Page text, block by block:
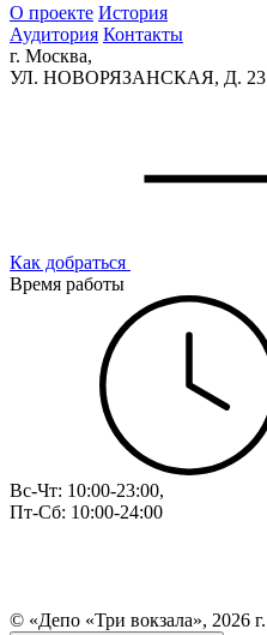
О проекте История
Аудитория Контакты
г. Москва,
УЛ. НОВОРЯЗАНСКАЯ, Д. 23
Как добраться
Время работы
Вс-Чт: 10:00-23:00,
Пт-Сб: 10:00-24:00
© «Депо «Три вокзала», 2026 г.